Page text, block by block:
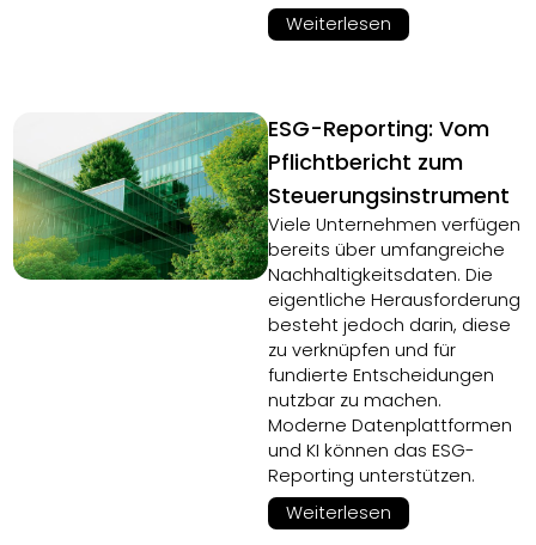
Weiterlesen
ESG-Reporting: Vom
Pflichtbericht zum
Steuerungsinstrument
Viele Unternehmen verfügen
bereits über umfangreiche
Nachhaltigkeitsdaten. Die
eigentliche Herausforderung
besteht jedoch darin, diese
zu verknüpfen und für
fundierte Entscheidungen
nutzbar zu machen.
Moderne Datenplattformen
und KI können das ESG-
Reporting unterstützen.
Weiterlesen